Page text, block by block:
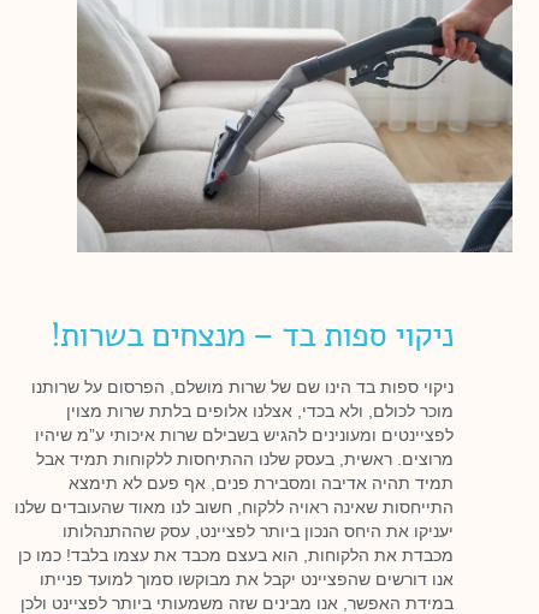
ניקוי ספות בד – מנצחים בשרות!
ניקוי ספות בד הינו שם של שרות מושלם, הפרסום על שרותנו
מוכר לכולם, ולא בכדי, אצלנו אלופים בלתת שרות מצוין
לפציינטים ומעונינים להגיש בשבילם שרות איכותי ע”מ שיהיו
מרוצים. ראשית, בעסק שלנו ההתיחסות ללקוחות תמיד אבל
תמיד תהיה אדיבה ומסבירת פנים, אף פעם לא תימצא
התייחסות שאינה ראויה ללקוח, חשוב לנו מאוד שהעובדים שלנו
יעניקו את היחס הנכון ביותר לפציינט, עסק שההתנהלותו
מכבדת את הלקוחות, הוא בעצם מכבד את עצמו בלבד! כמו כן
אנו דורשים שהפציינט יקבל את מבוקשו סמוך למועד פנייתו
במידת האפשר, אנו מבינים שזה משמעותי ביותר לפציינט ולכן